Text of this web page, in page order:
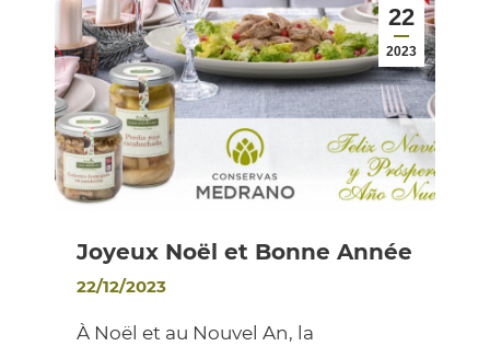
22
2023
Joyeux Noël et Bonne Année
22/12/2023
À Noël et au Nouvel An, la